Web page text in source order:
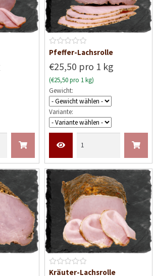
B
w
e
r
t
e
t
t
0
v
o
n
Pfeffer-Lachsrolle
€25,50 pro 1 kg
(€25,50 pro 1 kg)
Gewicht:
Variante:
B
Kräuter-Lachsrolle